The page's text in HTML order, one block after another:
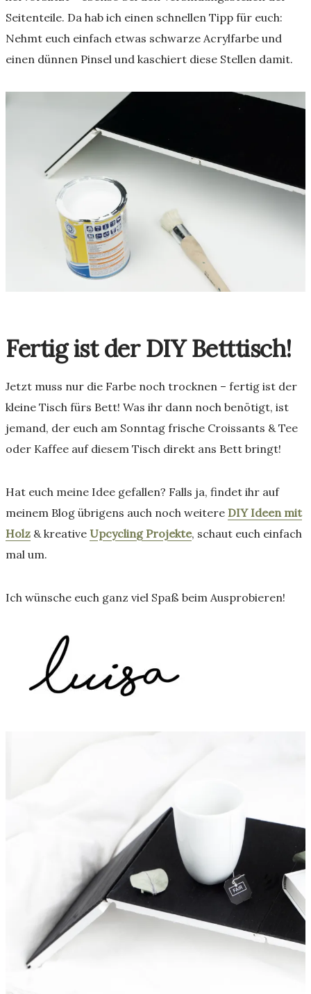
Seitenteile. Da hab ich einen schnellen Tipp für euch:
Nehmt euch einfach etwas schwarze Acrylfarbe und
einen dünnen Pinsel und kaschiert diese Stellen damit.
Fertig ist der DIY Betttisch!
Jetzt muss nur die Farbe noch trocknen – fertig ist der
kleine Tisch fürs Bett! Was ihr dann noch benötigt, ist
jemand, der euch am Sonntag frische Croissants & Tee
oder Kaffee auf diesem Tisch direkt ans Bett bringt!
Hat euch meine Idee gefallen? Falls ja, findet ihr auf
meinem Blog übrigens auch noch weitere DIY Ideen mit
Holz & kreative Upcycling Projekte, schaut euch einfach
mal um.
Ich wünsche euch ganz viel Spaß beim Ausprobieren!